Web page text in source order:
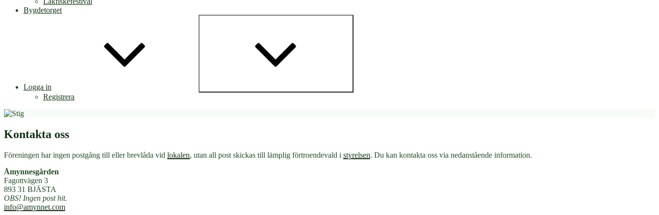
Bygdetorget
Logga in
Registrera
Kontakta oss
Föreningen har ingen postgång till eller brevlåda vid lokalen, utan all post skickas till lämplig förtroendevald i styrelsen. Du kan kontakta oss via nedanstående information.
Åmynnesgården
Fagottvägen 3
893 31 BJÄSTA
OBS! Ingen post hit.
info@amynnet.com